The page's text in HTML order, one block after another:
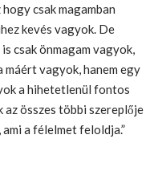
csak magamban
kevés vagyok. De
csak önmagam vagyok,
máért vagyok, hanem egy
a hihetetlenül fontos
az összes többi szereplője
a félelmet feloldja.”